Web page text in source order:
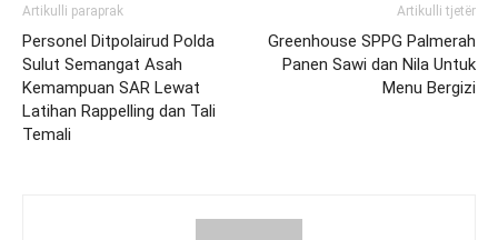
Artikulli paraprak
Personel Ditpolairud Polda
Sulut Semangat Asah
Kemampuan SAR Lewat
Latihan Rappelling dan Tali
Temali
Artikulli tjetër
Greenhouse SPPG Palmerah
Panen Sawi dan Nila Untuk
Menu Bergizi